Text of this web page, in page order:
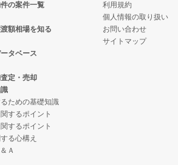
の案件一覧
額相場を知る
タベース
定・売却
ための基礎知識
するポイント
するポイント
る心構え
Ａ
利用規約
個人情報の取り扱い
お問い合わせ
サイトマップ